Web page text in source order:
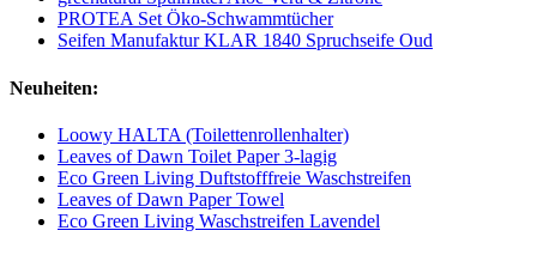
PROTEA Set Öko-Schwammtücher
Seifen Manufaktur KLAR 1840 Spruchseife Oud
Neuheiten:
Loowy HALTA (Toilettenrollenhalter)
Leaves of Dawn Toilet Paper 3-lagig
Eco Green Living Duftstofffreie Waschstreifen
Leaves of Dawn Paper Towel
Eco Green Living Waschstreifen Lavendel